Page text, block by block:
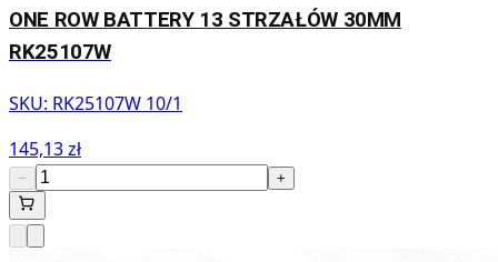
ONE ROW BATTERY 13 STRZAŁÓW 30MM
RK25107W
SKU: RK25107W 10/1
145,13 zł
− +